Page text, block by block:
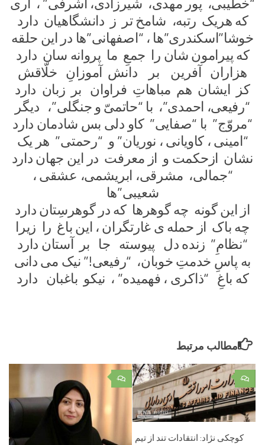
“خطیبی، پور مهدی، شیرزادی، اشرفی” ، آری
که هریک رتبه، شامخ تر ز دانشگاهیان دارد
خوشا”اسکندری”ها ، “اصفهانی”ها در این حلقه
که پیرامون شان را جمعِ ما پروانه سان دارد
هزاران آفرین بر دانش آموزانِ خلّاقش
کز ایشان هم مباهاتِ فراوان بر زبان دارد
“رفیعی، احمدی”، با “حاتمیّ و جنگلی”، دیگر
“مروّج” با “صفایی” کاو دلی بس شادمان دارد
“امینی ، کاویانی ، نوریان” و “رحمتی” هر یک
نشان ازحکمت و از معرفت در این جهان دارد
“جمالی، مشرقی، ابریشمی، عشقی ،
شعیبی”ها
از این گونه چه گوهرها که در گوهرسِتان دارد
چه باک از حمله ی غارتگران ، این باغ را زیرا
“نظامِ” زنده دل پیوسته جا بر آستان دارد
به پاسِ خدمتِ خوبان، “رفیعی!” نیک می دانی
که باغِ “ذاکری ، فهمیده” ، نیکو باغبان دارد
مطالب مرتبط
۰ ۰
کوچکی نژاد: انتقادات تند از تیم